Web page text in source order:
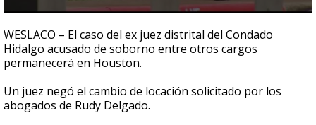
seconds
of
28
seconds
WESLACO – El caso del ex juez distrital del Condado
Hidalgo acusado de soborno entre otros cargos
permanecerá en Houston.
Un juez negó el cambio de locación solicitado por los
abogados de Rudy Delgado.